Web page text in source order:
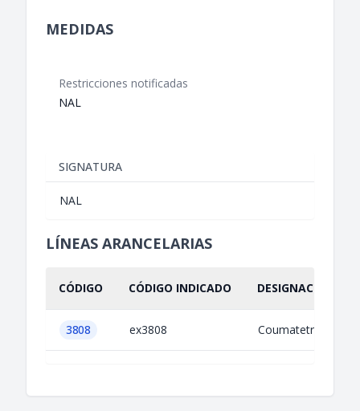
MEDIDAS
Restricciones notificadas
NAL
SIGNATURA
NAL
LÍNEAS ARANCELARIAS
CÓDIGO CÓDIGO INDICADO DESIGNACIÓN
3808 ex3808 Coumatetralyl en